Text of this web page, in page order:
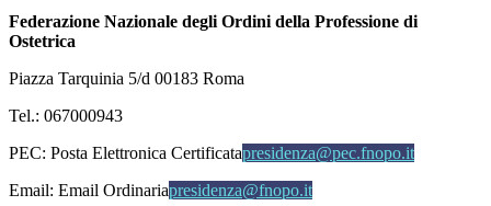
Federazione Nazionale degli Ordini della Professione di
Ostetrica
Piazza Tarquinia 5/d 00183 Roma
Tel.: 067000943
PEC: Posta Elettronica Certificatapresidenza@pec.fnopo.it
Email: Email Ordinariapresidenza@fnopo.it